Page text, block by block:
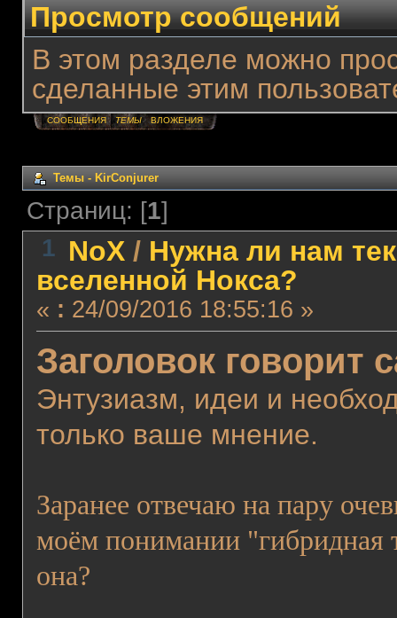
Просмотр сообщений
В этом разделе можно
сделанные этим
СООБЩЕНИЯ ТЕМЫ ВЛОЖЕНИЯ
Темы - KirConjurer
Страниц: [1]
1 NoX/ Нужна ли нам
вселенной Нокса?
« : 24/09/2016 18:55:16 »
Заголовок говорит
Энтузиазм, идеи и
только ваше мнение.
Заранее отвечаю на пару
моём понимании "гибридная
она?